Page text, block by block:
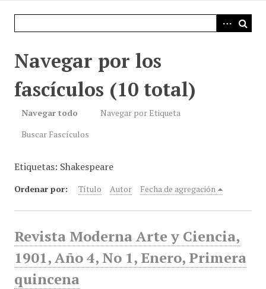
Navegar por los
fascículos (10 total)
Navegar todo
Navegar por Etiqueta
Buscar Fascículos
Etiquetas: Shakespeare
Ordenar por: Título Autor Fecha de agregación
Revista Moderna Arte y Ciencia,
1901, Año 4, No 1, Enero, Primera
quincena